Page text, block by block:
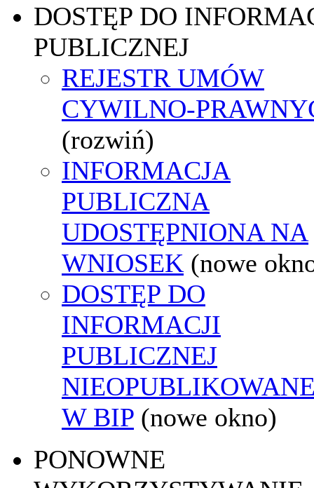
DOSTĘP DO
PUBLICZNEJ
REJESTR UMÓW
CYWILNO-
(rozwiń)
INFORMACJA
PUBLICZNA
UDOSTĘPNIONA NA
WNIOSEK (nowe
DOSTĘP DO
INFORMACJI
PUBLICZNEJ
W BIP (nowe okno)
PONOWNE